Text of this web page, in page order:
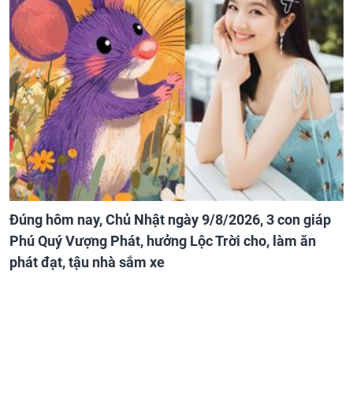
Đúng hôm nay, Chủ Nhật ngày 9/8/2026, 3 con giáp
Phú Quý Vượng Phát, hưởng Lộc Trời cho, làm ăn
phát đạt, tậu nhà sắm xe